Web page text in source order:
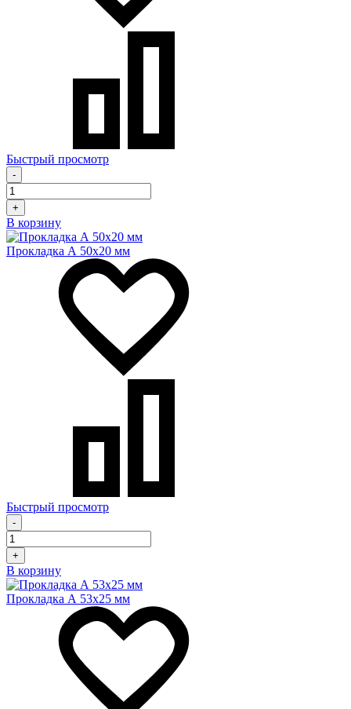
Быстрый просмотр
-
+
В корзину
Прокладка А 50х20 мм
Быстрый просмотр
-
+
В корзину
Прокладка А 53х25 мм